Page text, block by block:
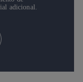
adicional.